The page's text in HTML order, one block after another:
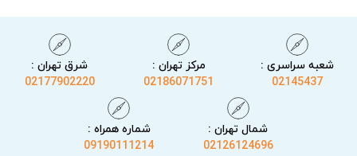
شعبه سراسری :
02145437
مرکز تهران :
02186071751
شرق تهران :
02177902220
شمال تهران :
02126124696
شماره همراه :
09190111214